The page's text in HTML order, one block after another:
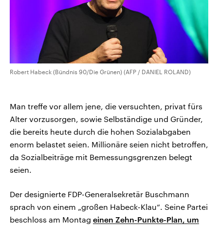
Robert Habeck (Bündnis 90/Die Grünen) (AFP / DANIEL ROLAND)
Man treffe vor allem jene, die versuchten, privat fürs
Alter vorzusorgen, sowie Selbständige und Gründer,
die bereits heute durch die hohen Sozialabgaben
enorm belastet seien. Millionäre seien nicht betroffen,
da Sozialbeiträge mit Bemessungsgrenzen belegt
seien.
Der designierte FDP-Generalsekretär Buschmann
sprach von einem „großen Habeck-Klau“. Seine Partei
beschloss am Montag einen Zehn-Punkte-Plan, um